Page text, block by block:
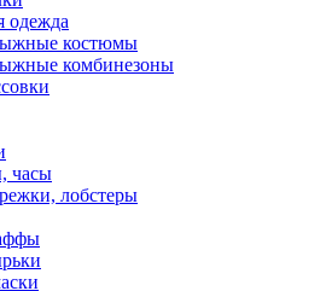
одежда
костюмы
комбинезоны
часы
лобстеры